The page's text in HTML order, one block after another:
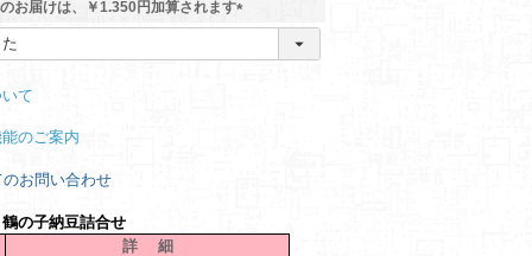
お届けは、￥1.350円加算されます
(
て
のご案内
お問い合わせ
の子納豆詰合せ
詳 細